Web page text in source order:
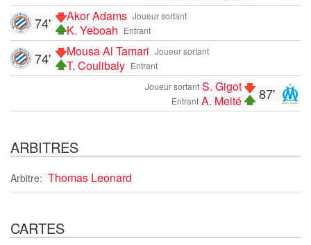
Joueur sortant
Akor Adams
Entrant
K. Yeboah
74'
Joueur sortant
Mousa Al Tamari
Entrant
T. Coulibaly
74'
87'
Joueur sortant S. Gigot
Entrant A. Meité
ARBITRES
Arbitre: Thomas Leonard
CARTES